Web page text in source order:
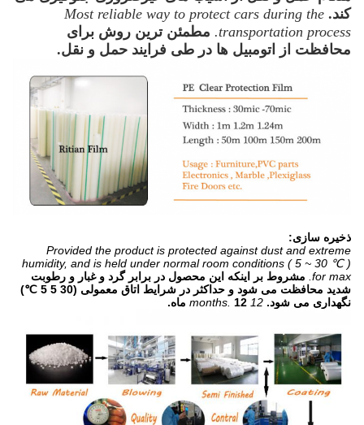
کند. Most reliable way to protect cars during the
transportation process. مطمئن ترین روش برای
محافظت از اتومبیل ها در طی فرایند حمل و نقل.
ذخیره سازی:
Provided the product is protected against dust and extreme
humidity, and is held under normal room conditions ( 5 ~ 30 ℃ )
for max.
مشروط بر اینکه این محصول در برابر گرد و غبار و رطوبت
شدید محافظت می شود و حداکثر در شرایط اتاق معمولی (30 5 5 ℃)
نگهداری می شود. 12 months. 12 ماه.